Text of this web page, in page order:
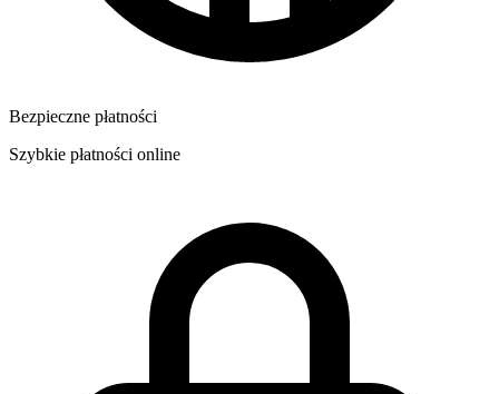
Bezpieczne płatności
Szybkie płatności online